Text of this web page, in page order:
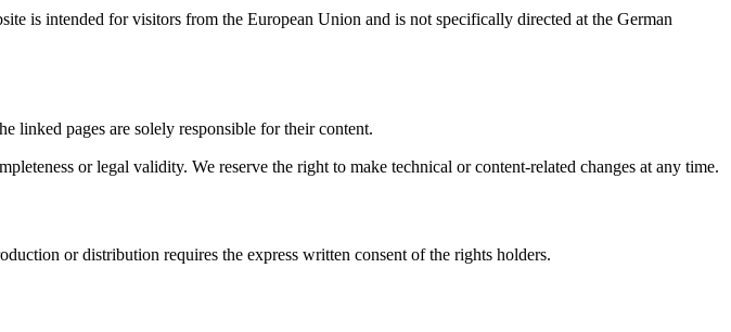
is intended for visitors from the European Union and is not specifically directed at the German
linked pages are solely responsible for their content.
or legal validity. We reserve the right to make technical or content-related changes at any time.
or distribution requires the express written consent of the rights holders.